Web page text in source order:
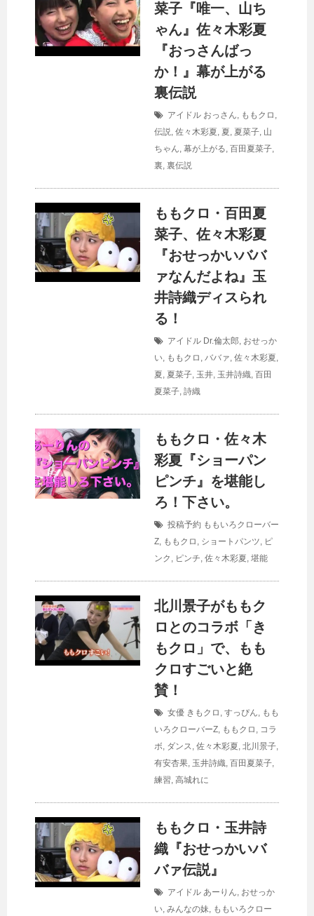
菜子『唯一、山ち
ゃん』佐々木彩夏
『おっさんばっ
か！』幕が上がる
裏伝説
アイドル おっさん, ももクロ ,
伝説, 佐々木彩夏, 夏, 夏菜子, 山
ちゃん, 幕が上がる, 百田夏菜子,
裏, 裏伝説
ももクロ・百田夏
菜子、佐々木彩夏
『おせっかいババ
ァなんだよね』玉
井詩織ディスられ
る！
アイドル Dr.倫太郎, おせっか
い, ももクロ , ババァ, 佐々木彩夏,
夏, 夏菜子, 玉井, 玉井詩織, 百田
夏菜子, 詩織
ももクロ・佐々木
彩夏『ショーパン
ピンチ』を堪能し
ろ！下さい。
投稿予約 ももいろクローバー
Z, ももクロ , ショートパンツ, ピ
ンク , ピンチ, 佐々木彩夏, 堪能
北川景子がももク
ロとのコラボ「き
もクロ」で、もも
クロすごいと絶
賛！
女優 きもクロ , すっぴん, もも
いろクローバーZ, ももクロ , コラ
ボ, ダンス, 佐々木彩夏, 北川景子,
有安杏果, 玉井詩織, 百田夏菜子,
練習, 高城れに
ももクロ・玉井詩
織『おせっかいバ
バァ伝説』
アイドル あーりん, おせっか
い, みんなの妹, ももいろクロー